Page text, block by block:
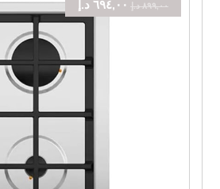
٨٩٩,٠٠ د.إ ٦٩٤,٠٠ د.إ